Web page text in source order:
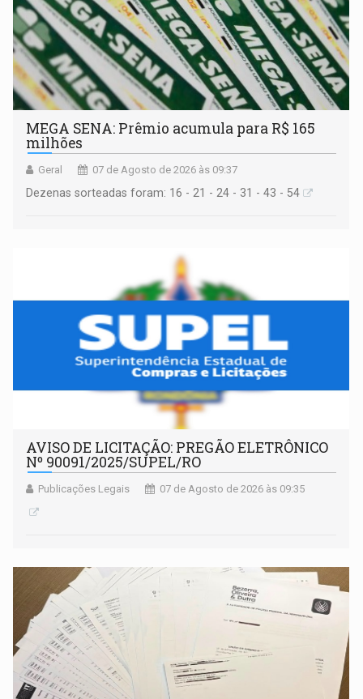
MEGA SENA: Prêmio acumula para R$ 165
milhões
Geral 07 de Agosto de 2026 às 09:37
Dezenas sorteadas foram: 16 - 21 - 24 - 31 - 43 - 54
AVISO DE LICITAÇÃO: PREGÃO ELETRÔNICO
Nº 90091/2025/SUPEL/RO
Publicações Legais 07 de Agosto de 2026 às 09:35